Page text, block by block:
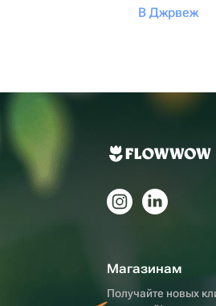
В Джрвеж
Магазинам
Получайте новых